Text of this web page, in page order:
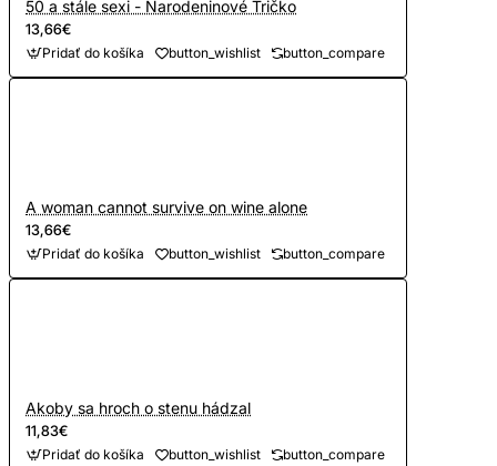
50 a stále sexi - Narodeninové Tričko
13,66€
Pridať do košíka button_wishlist button_compare
A woman cannot survive on wine alone
13,66€
Pridať do košíka button_wishlist button_compare
Akoby sa hroch o stenu hádzal
11,83€
Pridať do košíka button_wishlist button_compare